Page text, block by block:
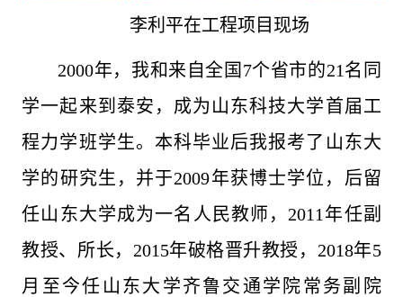
李利平在工程项目现场
2000年，我和来自全国7个省市的21名同
学一起来到泰安，成为山东科技大学首届工
程力学班学生。本科毕业后我报考了山东大
学的研究生，并于2009年获博士学位，后留
任山东大学成为一名人民教师，2011年任副
教授、所长，2015年破格晋升教授，2018年5
月至今任山东大学齐鲁交通学院常务副院